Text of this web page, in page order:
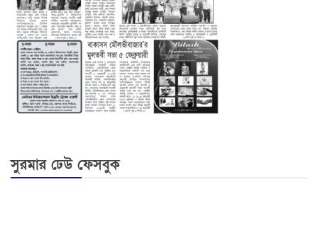
সুরমার ঢেউ ফেসবুক